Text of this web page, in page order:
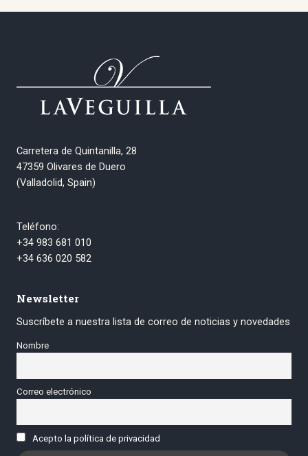
Carretera de Quintanilla, 28
47359 Olivares de Duero
(Valladolid, Spain)
Teléfono:
+34 983 681 010
+34 636 020 582
Newsletter
Suscríbete a nuestra lista de correo de noticias y novedades
Nombre
Correo electrónico
Acepto la política de privacidad